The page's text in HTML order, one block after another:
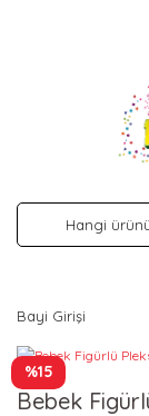
Bayi Girişi
%15
Bebek